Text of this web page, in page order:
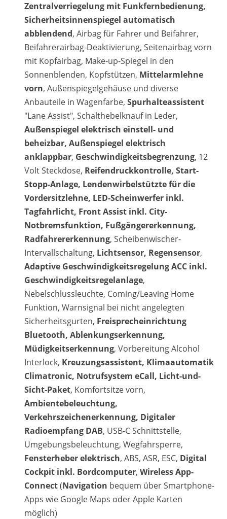
Zentralverriegelung mit Funkfernbedienung,
Sicherheitsinnenspiegel automatisch
abblendend, Airbag für Fahrer und Beifahrer,
Beifahrerairbag-Deaktivierung, Seitenairbag vorn
mit Kopfairbag, Make-up-Spiegel in den
Sonnenblenden, Kopfstützen, Mittelarmlehne
vorn, Außenspiegelgehäuse und diverse
Anbauteile in Wagenfarbe, Spurhalteassistent
"Lane Assist", Schalthebelknauf in Leder,
Außenspiegel elektrisch einstell- und
beheizbar, Außenspiegel elektrisch
anklappbar, Geschwindigkeitsbegrenzung, 12
Volt Steckdose, Reifendruckkontrolle, Start-
Stopp-Anlage, Lendenwirbelstützte für die
Vordersitzlehne, LED-Scheinwerfer inkl.
Tagfahrlicht, Front Assist inkl. City-
Notbremsfunktion, Fußgängererkennung,
Radfahrererkennung, Scheibenwischer-
Intervallschaltung, Lichtsensor, Regensensor,
Adaptive Geschwindigkeitsregelung ACC inkl.
Geschwindigkeitsregelanlage,
Nebelschlussleuchte, Coming/Leaving Home
Funktion, Warnsignal bei nicht angelegten
Sicherheitsgurten, Freisprecheinrichtung
Bluetooth, Ablenkungserkennung,
Müdigkeitserkennung, Vorbereitung Alcohol
Interlock, Kreuzungsassistent, Klimaautomatik
Climatronic, Notrufsystem eCall, Licht-und-
Sicht-Paket, Komfortsitze vorn,
Ambientebeleuchtung,
Verkehrszeichenerkennung, Digitaler
Radioempfang DAB, USB-C Schnittstelle,
Umgebungsbeleuchtung, Wegfahrsperre,
Fensterheber elektrisch, ABS, ASR, ESC, Digital
Cockpit inkl. Bordcomputer, Wireless App-
Connect(Navigation bequem über Smartphone-
Apps wie Google Maps oder Apple Karten
möglich)